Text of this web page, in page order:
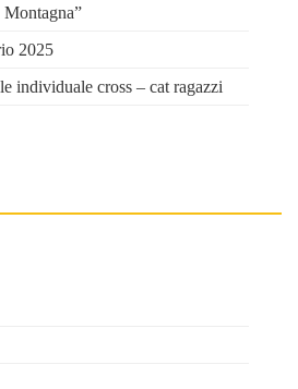
2025
individuale cross – cat ragazzi